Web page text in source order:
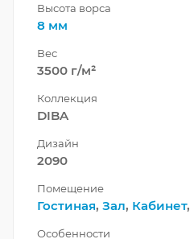
Высота ворса
8 мм
Вес
3500 г/м²
Коллекция
DIBA
Дизайн
2090
Помещение
Гостиная, Зал, Кабинет,
Особенности